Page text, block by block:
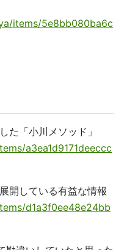
items/5e8bb080ba6c
た「小川メソッド」
a3ea1d9171deeccc
開している有益な情報
d1a3f0ee48e24bb